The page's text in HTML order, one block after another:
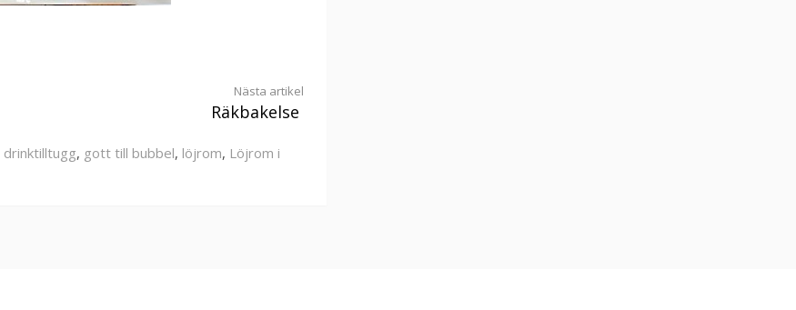
Nästa artikel
Räkbakelse
drinktilltugg, gott till bubbel, löjrom, Löjrom i